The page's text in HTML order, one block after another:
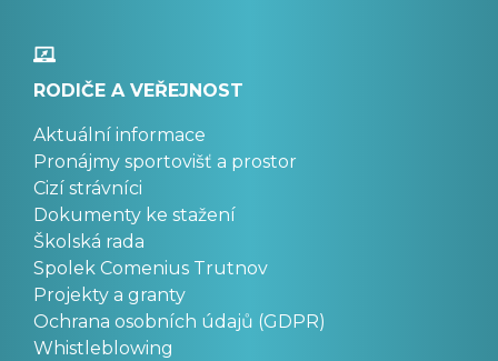
RODIČE A VEŘEJNOST
Aktuální informace
Pronájmy sportovišť a prostor
Cizí strávníci
Dokumenty ke stažení
Školská rada
Spolek Comenius Trutnov
Projekty a granty
Ochrana osobních údajů (GDPR)
Whistleblowing